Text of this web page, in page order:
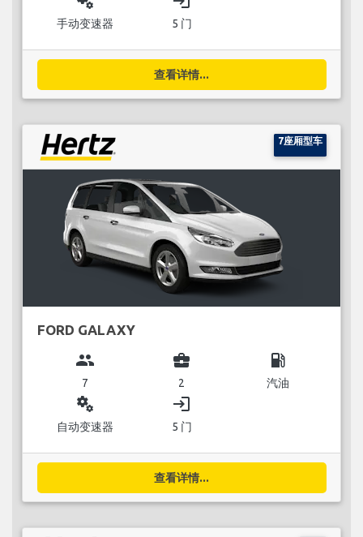
手动变速器 5 门
查看详情...
7座厢型车
FORD GALAXY
group
7
business_center
2
local_gas_station
汽油
miscellaneous_services
自动变速器
login
5 门
查看详情...